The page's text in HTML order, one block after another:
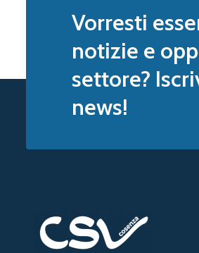
Vorresti
notizie e
settore?
news!